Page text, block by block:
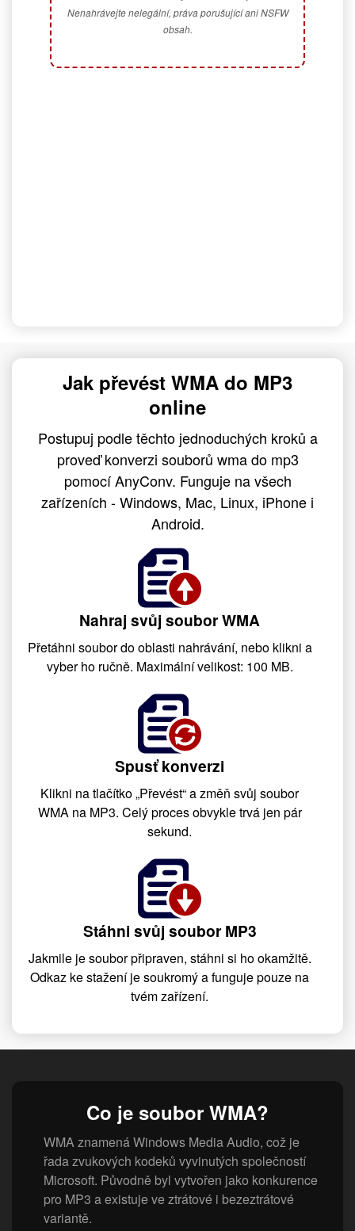
Nenahrávejte nelegální, práva porušující ani NSFW
obsah.
Jak převést WMA do MP3
online
Postupuj podle těchto jednoduchých kroků a
proveď konverzi souborů wma do mp3
pomocí AnyConv. Funguje na všech
zařízeních - Windows, Mac, Linux, iPhone i
Android.
Nahraj svůj soubor WMA
Přetáhni soubor do oblasti nahrávání, nebo klikni a
vyber ho ručně. Maximální velikost: 100 MB.
Spusť konverzi
Klikni na tlačítko „Převést“ a změň svůj soubor
WMA na MP3. Celý proces obvykle trvá jen pár
sekund.
Stáhni svůj soubor MP3
Jakmile je soubor připraven, stáhni si ho okamžitě.
Odkaz ke stažení je soukromý a funguje pouze na
tvém zařízení.
Co je soubor WMA?
WMA znamená Windows Media Audio, což je
řada zvukových kodeků vyvinutých společností
Microsoft. Původně byl vytvořen jako konkurence
pro MP3 a existuje ve ztrátové i bezeztrátové
variantě.